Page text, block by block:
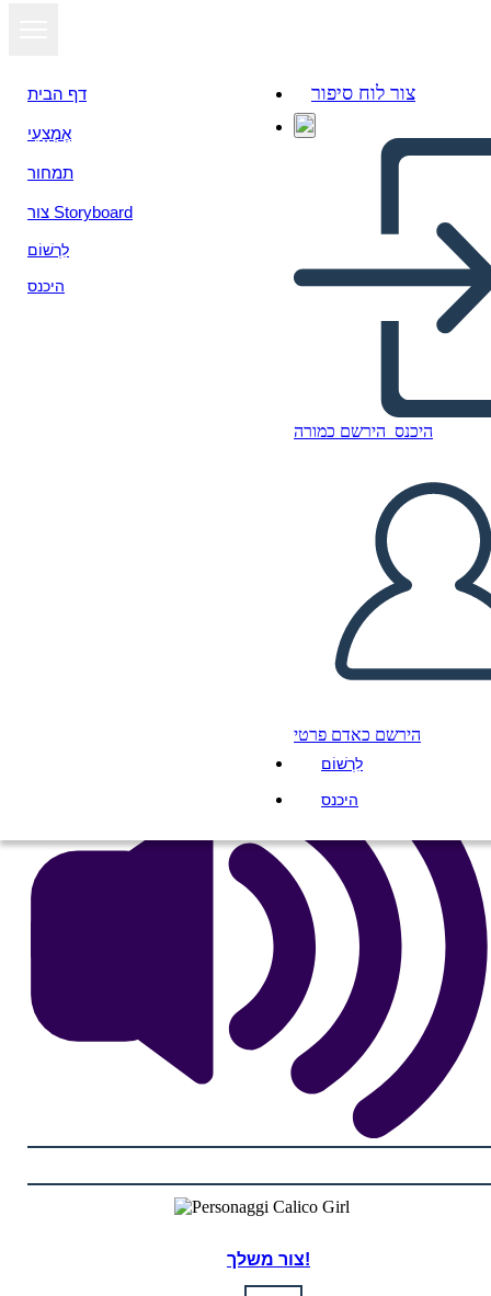
דף הבית
אֶמְצָעִי
תמחור
צור Storyboard
לִרְשׁוֹם
היכנס
צור לוח סיפור
היכנס הירשם כמורה
הירשם כאדם פרטי
לִרְשׁוֹם
היכנס
Personaggi Calico Girl
צור משלך!